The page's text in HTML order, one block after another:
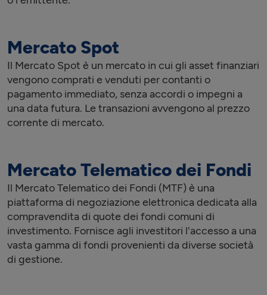
Mercato Spot
Il Mercato Spot è un mercato in cui gli asset finanziari
vengono comprati e venduti per contanti o
pagamento immediato, senza accordi o impegni a
una data futura. Le transazioni avvengono al prezzo
corrente di mercato.
Mercato Telematico dei Fondi
Il Mercato Telematico dei Fondi (MTF) è una
piattaforma di negoziazione elettronica dedicata alla
compravendita di quote dei fondi comuni di
investimento. Fornisce agli investitori l'accesso a una
vasta gamma di fondi provenienti da diverse società
di gestione.